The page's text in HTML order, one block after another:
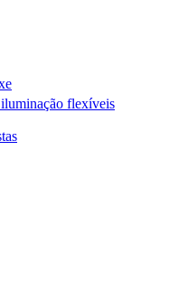
flexíveis